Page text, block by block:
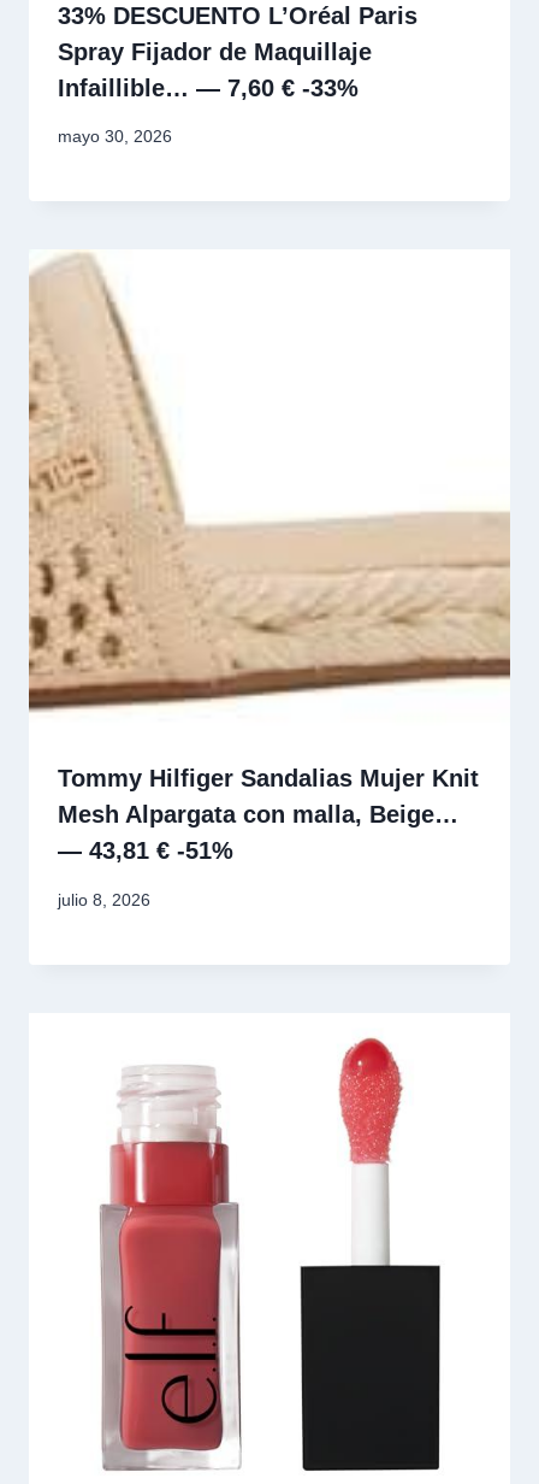
33% DESCUENTO L’Oréal Paris
Spray Fijador de Maquillaje
Infaillible… — 7,60 € -33%
mayo 30, 2026
Tommy Hilfiger Sandalias Mujer Knit
Mesh Alpargata con malla, Beige…
— 43,81 € -51%
julio 8, 2026